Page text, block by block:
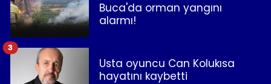
Buca'da orman yangını
alarmı!
Usta oyuncu Can Kolukısa
hayatını kaybetti
3